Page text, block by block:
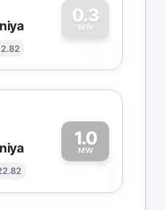
0.3
MW
0
1.0
MW1